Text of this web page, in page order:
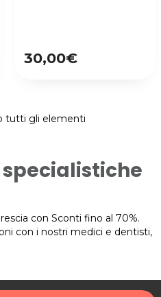
30,00€
tutti gli elementi
con Sconti fino al 70%.
con i nostri medici e dentisti,